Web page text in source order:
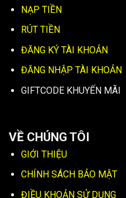
NẠP TIỀN
RÚT TIỀN
ĐĂNG KÝ TÀI KHOẢN
ĐĂNG NHẬP TÀI KHOẢN
GIFTCODE KHUYẾN MÃI
VỀ CHÚNG TÔI
GIỚI THIỆU
CHÍNH SÁCH BẢO MẬT
ĐIỀU KHOẢN SỬ DỤNG